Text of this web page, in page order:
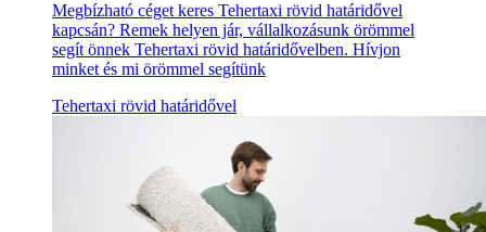
Megbízható céget keres Tehertaxi rövid határidővel
kapcsán? Remek helyen jár, vállalkozásunk örömmel
segít önnek Tehertaxi rövid határidővelben. Hívjon
minket és mi örömmel segítünk
Tehertaxi rövid határidővel